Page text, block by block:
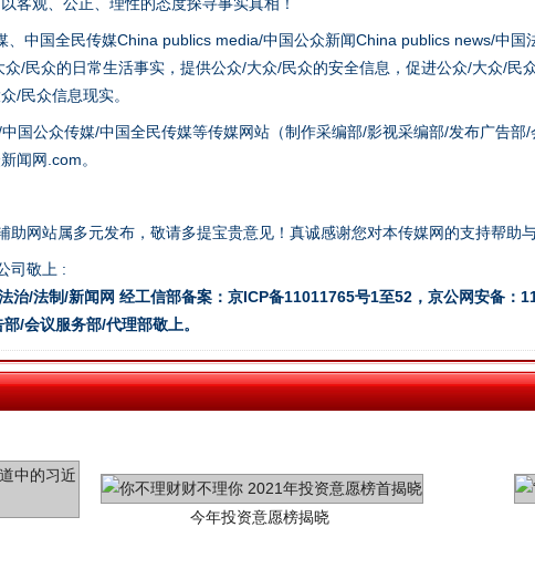
、中国全民传媒China publics media/中国公众新闻China publics news/中国
/民众的日常生活事实，提供公众/大众/民众的安全信息，促进公众/大众/民
/民众信息现实。
国公众传媒/中国全民传媒等传媒网站（制作采编部/影视采编部/发布广告部
闻网.com。
助网站属多元发布，敬请多提宝贵意见！真诚感谢您对本传媒网的支持帮助与
司敬上 :
治/法制/新闻网 经工信部备案：京ICP备11011765号1至52，京公网安备：
/会议服务部/代理部敬上。
谢谢有你温暖了四季
今年投资意愿榜揭晓